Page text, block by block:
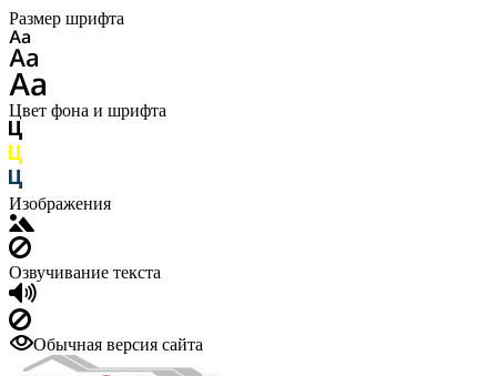
Размер шрифта
Цвет фона и шрифта
Изображения
Озвучивание текста
Обычная версия сайта